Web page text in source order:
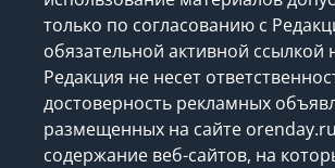
только по согласованию с
обязательной активной ссылкой
Редакция не несет
достоверность рекламных
размещенных на сайте
содержание веб-сайтов, на